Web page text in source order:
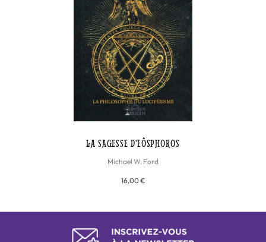
LA SAGESSE D'EÔSPHOROS
Michael W. Ford
16,00 €